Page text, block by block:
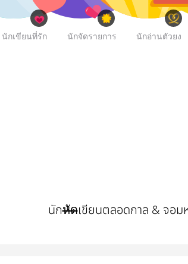
นักเขียนที่รัก นักจัดรายการ นักอ่านตัวยง
นักหัดเขียนตลอดกาล & จอม